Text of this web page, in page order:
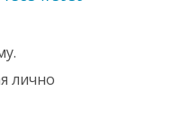
лично